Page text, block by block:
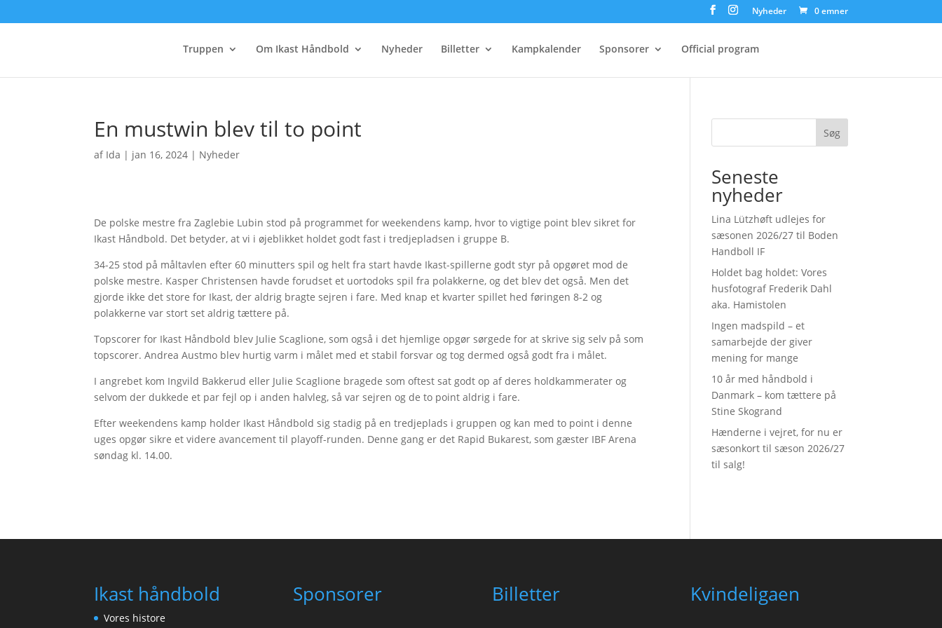
Nyheder 0 emner
Truppen Om Ikast Håndbold Nyheder Billetter Kampkalender Sponsorer Official program
En mustwin blev til to point
af Ida | jan 16, 2024 | Nyheder
De polske mestre fra Zaglebie Lubin stod på programmet for weekendens kamp, hvor to vigtige point blev sikret for
Ikast Håndbold. Det betyder, at vi i øjeblikket holdet godt fast i tredjepladsen i gruppe B.
34-25 stod på måltavlen efter 60 minutters spil og helt fra start havde Ikast-spillerne godt styr på opgøret mod de
polske mestre. Kasper Christensen havde forudset et uortodoks spil fra polakkerne, og det blev det også. Men det
gjorde ikke det store for Ikast, der aldrig bragte sejren i fare. Med knap et kvarter spillet hed føringen 8-2 og
polakkerne var stort set aldrig tættere på.
Topscorer for Ikast Håndbold blev Julie Scaglione, som også i det hjemlige opgør sørgede for at skrive sig selv på som
topscorer. Andrea Austmo blev hurtig varm i målet med et stabil forsvar og tog dermed også godt fra i målet.
I angrebet kom Ingvild Bakkerud eller Julie Scaglione bragede som oftest sat godt op af deres holdkammerater og
selvom der dukkede et par fejl op i anden halvleg, så var sejren og de to point aldrig i fare.
Efter weekendens kamp holder Ikast Håndbold sig stadig på en tredjeplads i gruppen og kan med to point i denne
uges opgør sikre et videre avancement til playoff-runden. Denne gang er det Rapid Bukarest, som gæster IBF Arena
søndag kl. 14.00.
Søg
Seneste
nyheder
Lina Lützhøft udlejes for
sæsonen 2026/27 til Boden
Handboll IF
Holdet bag holdet: Vores
husfotograf Frederik Dahl
aka. Hamistolen
Ingen madspild – et
samarbejde der giver
mening for mange
10 år med håndbold i
Danmark – kom tættere på
Stine Skogrand
Hænderne i vejret, for nu er
sæsonkort til sæson 2026/27
til salg!
Ikast håndbold
Vores histore
Sponsorer Billetter Kvindeligaen